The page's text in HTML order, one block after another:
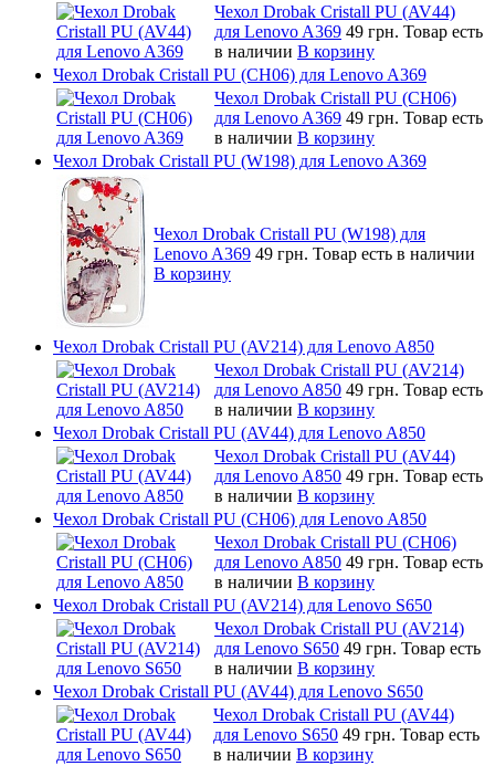
Чехол Drobak Cristall PU (AV44)
для Lenovo A369 49 грн. Товар есть
в наличии В корзину
Чехол Drobak Cristall PU (CH06) для Lenovo A369
Чехол Drobak Cristall PU (CH06)
для Lenovo A369 49 грн. Товар есть
в наличии В корзину
Чехол Drobak Cristall PU (W198) для Lenovo A369
Чехол Drobak Cristall PU (W198) для
Lenovo A369 49 грн. Товар есть в наличии
В корзину
Чехол Drobak Cristall PU (AV214) для Lenovo A850
Чехол Drobak Cristall PU (AV214)
для Lenovo A850 49 грн. Товар есть
в наличии В корзину
Чехол Drobak Cristall PU (AV44) для Lenovo A850
Чехол Drobak Cristall PU (AV44)
для Lenovo A850 49 грн. Товар есть
в наличии В корзину
Чехол Drobak Cristall PU (CH06) для Lenovo A850
Чехол Drobak Cristall PU (CH06)
для Lenovo A850 49 грн. Товар есть
в наличии В корзину
Чехол Drobak Cristall PU (AV214) для Lenovo S650
Чехол Drobak Cristall PU (AV214)
для Lenovo S650 49 грн. Товар есть
в наличии В корзину
Чехол Drobak Cristall PU (AV44) для Lenovo S650
Чехол Drobak Cristall PU (AV44)
для Lenovo S650 49 грн. Товар есть
в наличии В корзину